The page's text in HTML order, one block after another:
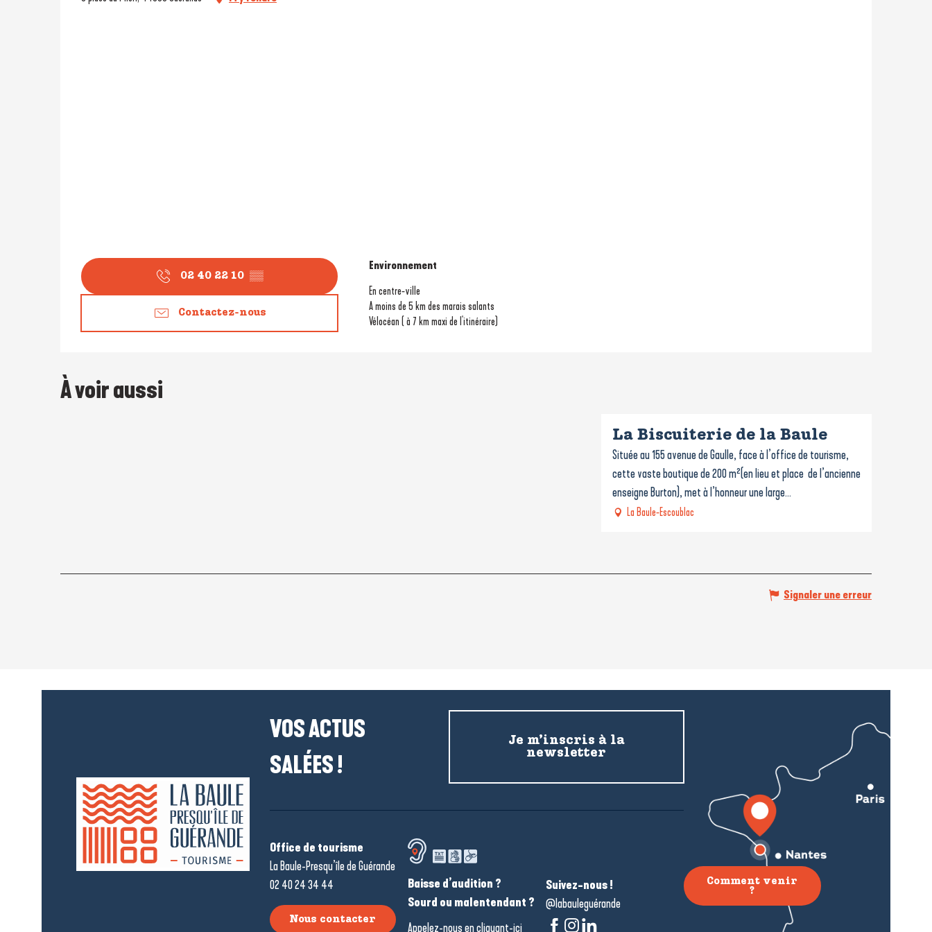
02 40 22 10 ▒▒
Contactez-nous
Environnement
Environnement
En centre-ville
A moins de 5 km des marais salants
Vélocéan ( à 7 km maxi de l'itinéraire)
À voir aussi
La Biscuiterie de la Baule
Située au 155 avenue de Gaulle, face à l’office de tourisme,
cette vaste boutique de 200 m²(en lieu et place de l’ancienne
enseigne Burton), met à l’honneur une large...
La Baule-Escoublac
Signaler une erreur
VOS ACTUS
SALÉES !
Je m’inscris à la
newsletter
Office de tourisme
La Baule-Presqu’île de Guérande
02 40 24 34 44
Nous contacter
Baisse d’audition ?
Sourd ou malentendant ?
Appelez-nous encliquant-ici
Suivez-nous !
@labauleguérande
Comment venir
?